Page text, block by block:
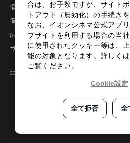
情報セキュリティ
サイト
個人情報の取扱い
お問
広告掲載
特定
サイトマップ
COPYRIGHT©2024 AEON ENTERTAINMENT CO.,LTD
合は、お手数ですが、サイト
トアウト（無効化）の手続き
なお、イオンシネマ公式アプ
ブサイトを利用する場合の当
に使用されたクッキー等は、
能の対象となります。詳しくは
ご覧ください。
Cookie設定
全て拒否 全